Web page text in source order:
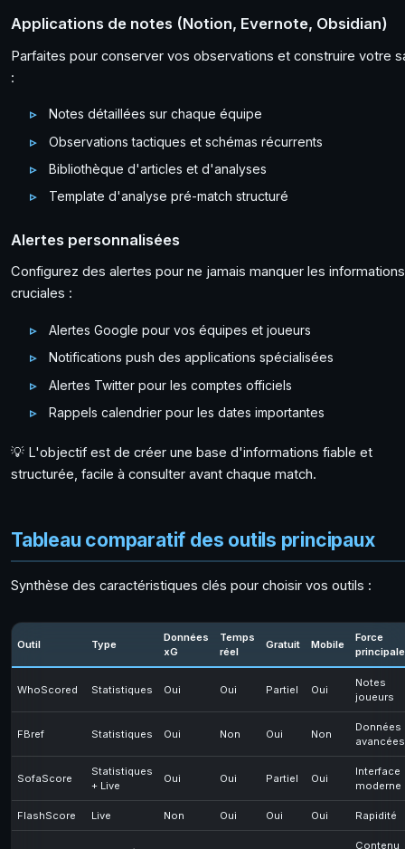
Applications de notes (Notion, Evernote, Obsidian)
Parfaites pour conserver vos observations et construire votre
:
Notes détaillées sur chaque équipe
Observations tactiques et schémas récurrents
Bibliothèque d'articles et d'analyses
Template d'analyse pré-match structuré
Alertes personnalisées
Configurez des alertes pour ne jamais manquer les informations
cruciales :
Alertes Google pour vos équipes et joueurs
Notifications push des applications spécialisées
Alertes Twitter pour les comptes officiels
Rappels calendrier pour les dates importantes
💡 L'objectif est de créer une base d'informations fiable et
structurée, facile à consulter avant chaque match.
Tableau comparatif des outils principaux
Synthèse des caractéristiques clés pour choisir vos outils :
Outil Type
Données
xG
Temps
réel
Gratuit Mobile
Force
principale
WhoScored Statistiques Oui Oui Partiel Oui
Notes
joueurs
FBref Statistiques Oui Non Oui Non
Données
avancées
SofaScore
Statistiques
+ Live
Oui Oui Partiel Oui
Interface
moderne
FlashScore Live Non Oui Oui Oui Rapidité
Contenu